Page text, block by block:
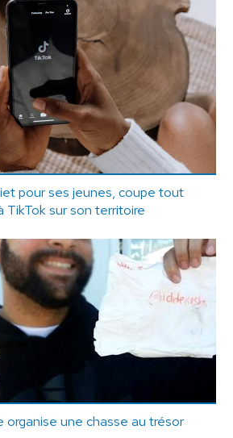
pour ses jeunes, coupe tout
TikTok sur son territoire
organise une chasse au trésor